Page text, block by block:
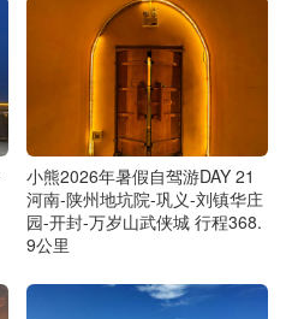
小熊2026年暑假自驾游DAY 21
河南-陕州地坑院-巩义-刘镇华庄
园-开封-万岁山武侠城 行程368.
9公里